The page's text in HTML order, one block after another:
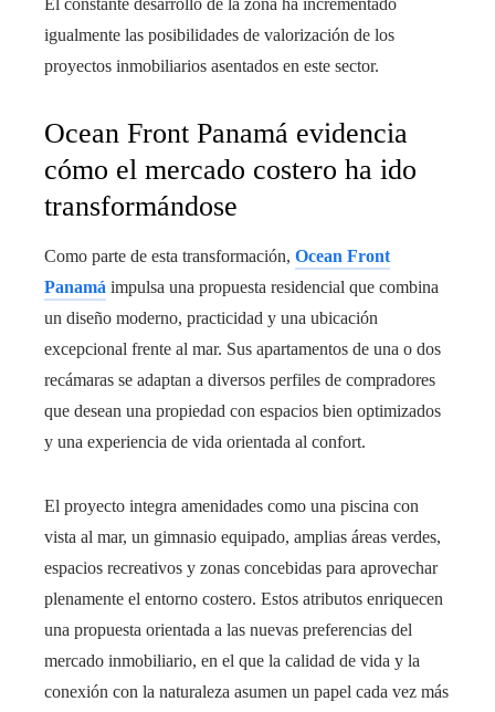
El constante desarrollo de la zona ha incrementado
igualmente las posibilidades de valorización de los
proyectos inmobiliarios asentados en este sector.
Ocean Front Panamá evidencia
cómo el mercado costero ha ido
transformándose
Como parte de esta transformación, Ocean Front
Panamá impulsa una propuesta residencial que combina
un diseño moderno, practicidad y una ubicación
excepcional frente al mar. Sus apartamentos de una o dos
recámaras se adaptan a diversos perfiles de compradores
que desean una propiedad con espacios bien optimizados
y una experiencia de vida orientada al confort.
El proyecto integra amenidades como una piscina con
vista al mar, un gimnasio equipado, amplias áreas verdes,
espacios recreativos y zonas concebidas para aprovechar
plenamente el entorno costero. Estos atributos enriquecen
una propuesta orientada a las nuevas preferencias del
mercado inmobiliario, en el que la calidad de vida y la
conexión con la naturaleza asumen un papel cada vez más